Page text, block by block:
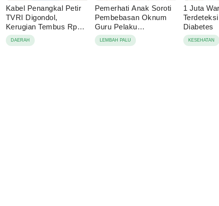
Kabel Penangkal Petir
TVRI Digondol,
Kerugian Tembus Rp80
Juta
DAERAH
Pemerhati Anak Soroti
Pembebasan Oknum
Guru Pelaku
Pencabulan, Desak
Proses Hukum
LEMBAH PALU
1 Juta
Diabetes
KESEHATAN